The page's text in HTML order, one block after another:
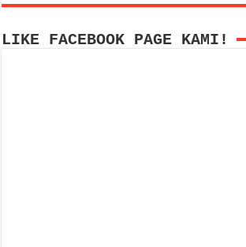
LIKE FACEBOOK PAGE KAMI!